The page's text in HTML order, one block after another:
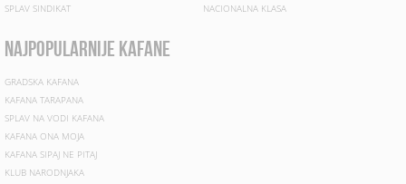
SPLAV SINDIKAT
NACIONALNA KLASA
najpopularnije kafane
GRADSKA KAFANA
KAFANA TARAPANA
SPLAV NA VODI KAFANA
KAFANA ONA MOJA
KAFANA SIPAJ NE PITAJ
KLUB NARODNJAKA